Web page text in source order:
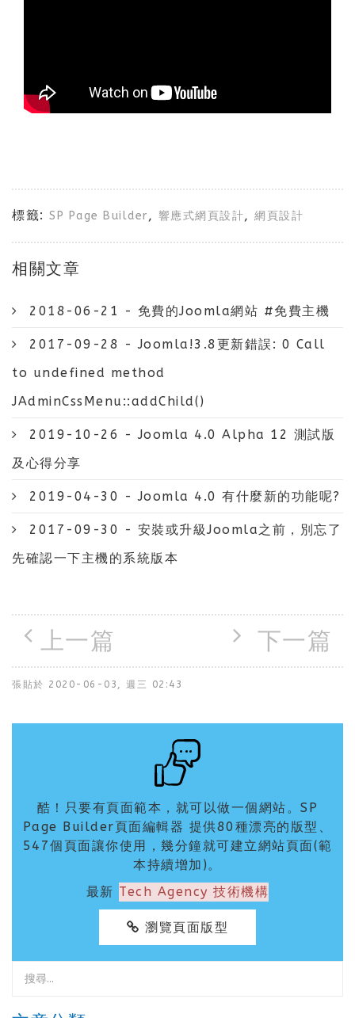
張貼於 2020-06-03, 週三 02:43
標籤: SP Page Builder, 響應式網頁設計, 網頁設計
相關文章
2018-06-21 - 免費的Joomla網站 #免費主機
2017-09-28 - Joomla!3.8更新錯誤: 0 Call
to undefined method
JAdminCssMenu::addChild()
2019-10-26 - Joomla 4.0 Alpha 12 測試版
及心得分享
2019-04-30 - Joomla 4.0 有什麼新的功能呢?
2017-09-30 - 安裝或升級Joomla之前，別忘了
先確認一下主機的系統版本
上一篇 下一篇
酷！只要有頁面範本，就可以做一個網站。SP
Page Builder頁面編輯器 提供80種漂亮的版型、
547個頁面讓你使用，幾分鐘就可建立網站頁面(範
本持續增加)。
最新 Tech Agency 技術機構
瀏覽頁面版型